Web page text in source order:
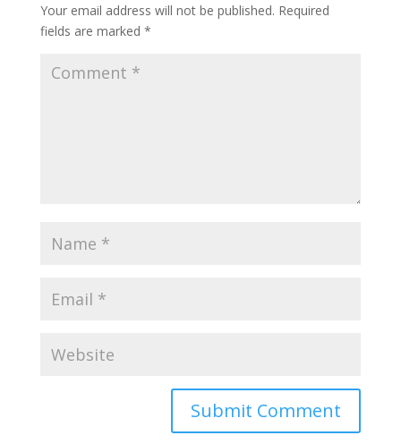
Your email address will not be published. Required
fields are marked *